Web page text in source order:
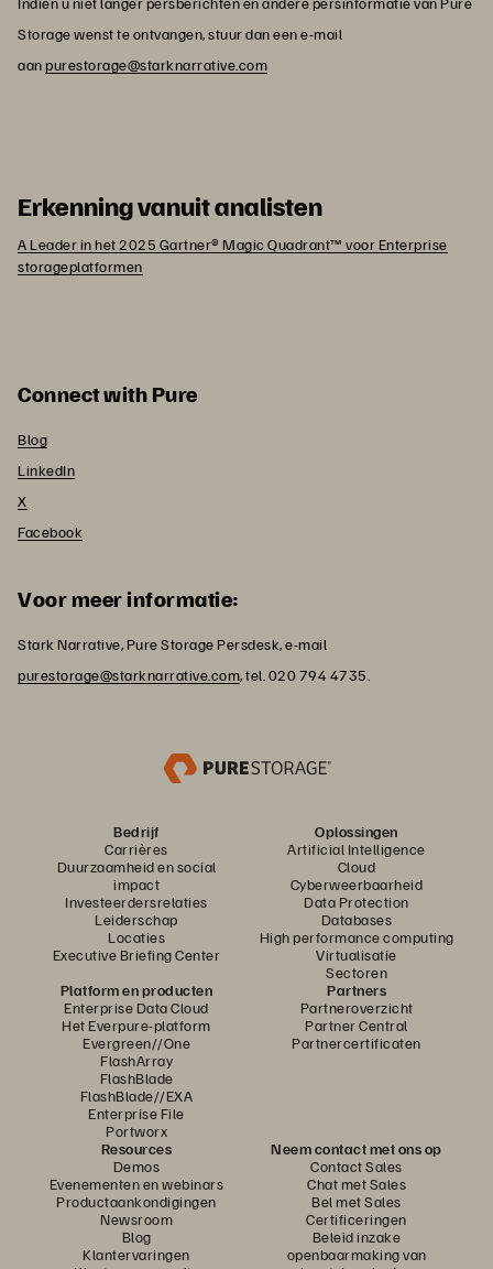
Storage wenst te ontvangen, stuur dan een e-mail
aanpurestorage@starknarrative.com
Erkenning vanuit analisten
A Leader in het 2025 Gartner® Magic Quadrant™ voor Enterprise
storageplatformen
Connect with Pure
Blog
LinkedIn
X
Facebook
Voor meer informatie:
Stark Narrative, Pure Storage Persdesk, e-mail
purestorage@starknarrative.com, tel. 020 794 4735.
Bedrijf
Carrières
Duurzaamheid en social
impact
Investeerdersrelaties
Leiderschap
Locaties
Executive Briefing Center
Oplossingen
Artificial Intelligence
Cloud
Cyberweerbaarheid
Data Protection
Databases
High performance computing
Virtualisatie
Sectoren
Platform en producten
Enterprise Data Cloud
Het Everpure-platform
Evergreen//One
FlashArray
FlashBlade
FlashBlade//EXA
Enterprise File
Portworx
Partners
Partneroverzicht
Partner Central
Partnercertificaten
Resources
Demos
Evenementen en webinars
Productaankondigingen
Newsroom
Blog
Klantervaringen
Neem contact met ons op
Contact Sales
Chat met Sales
Bel met Sales
Certificeringen
Beleid inzake
openbaarmaking van